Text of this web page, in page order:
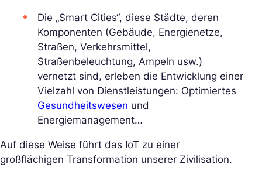
Die „Smart Cities“, diese Städte, deren
Komponenten (Gebäude, Energienetze,
Straßen, Verkehrsmittel,
Straßenbeleuchtung, Ampeln usw.)
vernetzt sind, erleben die Entwicklung einer
Vielzahl von Dienstleistungen: Optimiertes
Gesundheitswesen und
Energiemanagement…
Auf diese Weise führt das IoT zu einer
großflächigen Transformation unserer Zivilisation.